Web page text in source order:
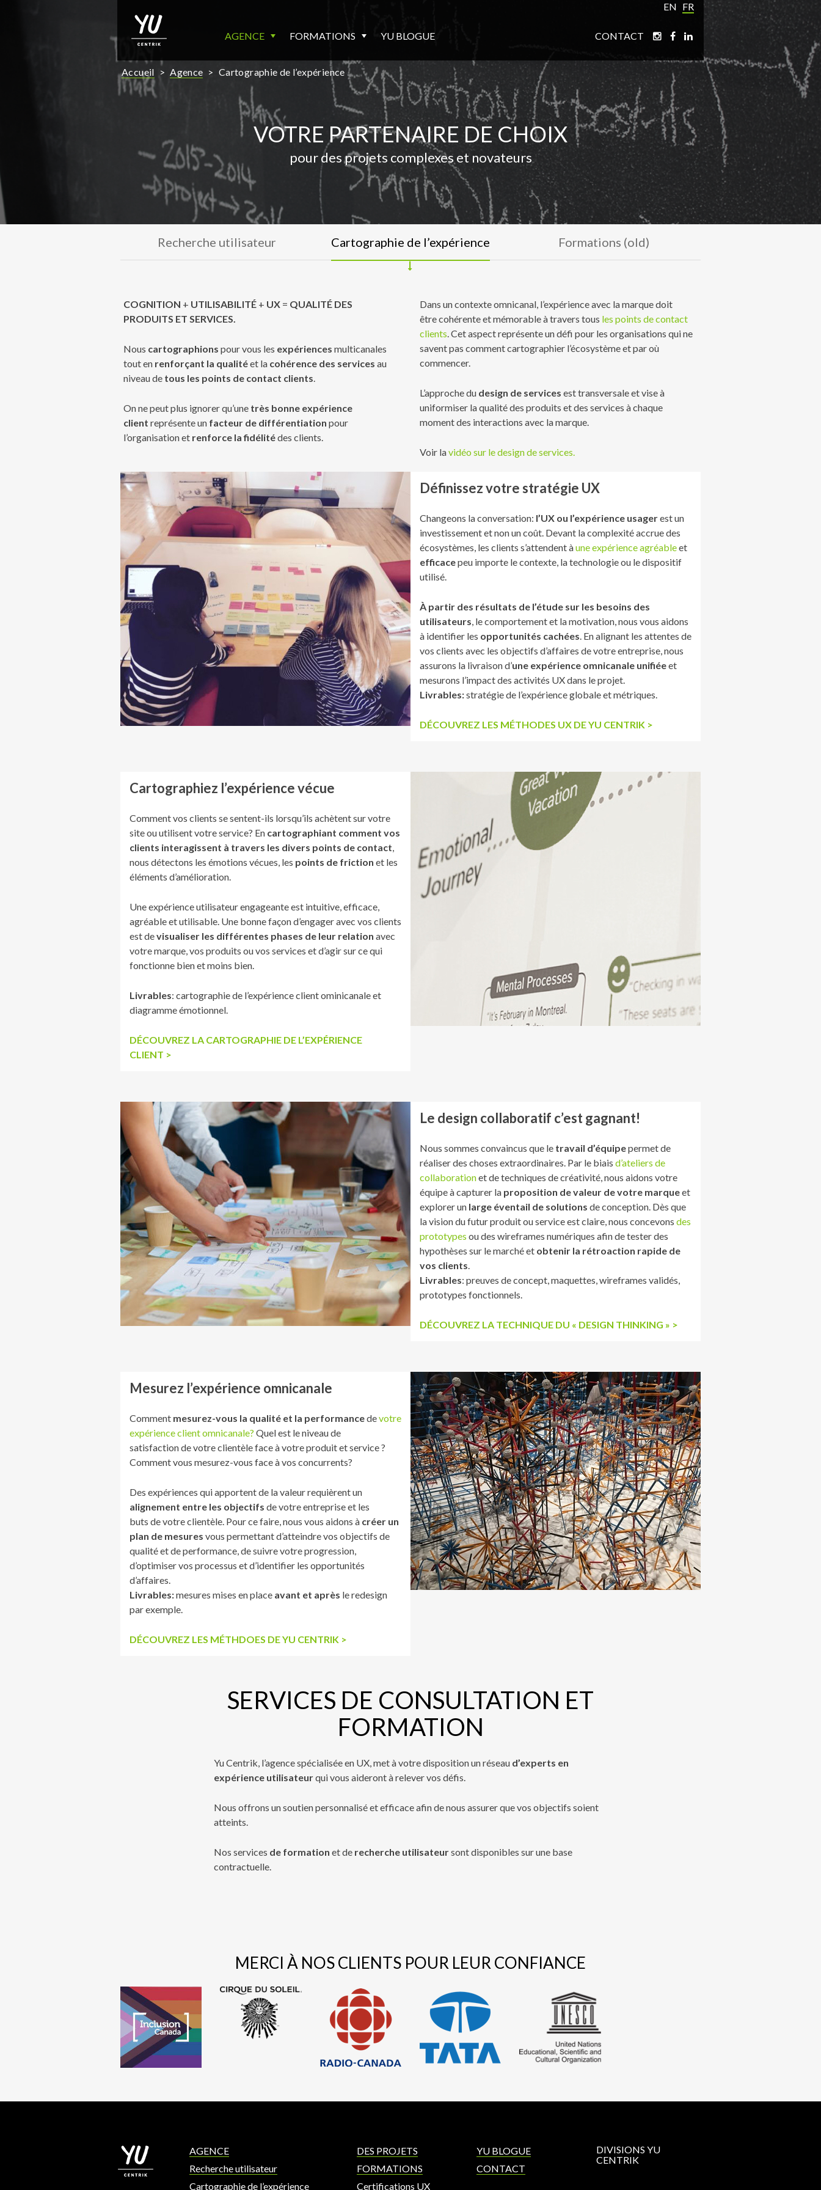
EN FR
AGENCE FORMATIONS YU BLOGUE CONTACT
Accueil > Agence > Cartographie de l’expérience
VOTRE PARTENAIRE DE CHOIX
pour des projets complexes et novateurs
Recherche utilisateur Cartographie de l’expérience Formations (old)
COGNITION + UTILISABILITÉ + UX = QUALITÉ DES
PRODUITS ET SERVICES.
Nous cartographions pour vous les expériences multicanales
tout en renforçant la qualitéet la cohérence des services au
niveau de tous les points de contact clients.
On ne peut plus ignorer qu’une très bonne expérience
client représente un facteur de différentiation pour
l’organisation et renforce la fidélitédes clients.
Dans un contexte omnicanal, l’expérience avec la marque doit
être cohérente et mémorable à travers tous les points de contact
clients. Cet aspect représente un défi pour les organisations qui ne
savent pas comment cartographier l’écosystème et par où
commencer.
L’approche du design de services est transversale et vise à
uniformiser la qualité des produits et des services à chaque
moment des interactions avec la marque.
Voir lavidéo sur le design de services.
Définissez votre stratégie UX
Changeons la conversation: l’UX ou l’expérience usagerest un
investissement et non un coût. Devant la complexité accrue des
écosystèmes, les clients s’attendent àune expérience agréableet
efficacepeu importe le contexte, la technologie ou le dispositif
utilisé.
À partir des résultats de l’étude sur les besoins des
utilisateurs, le comportement et la motivation, nous vous aidons
à identifier les opportunités cachées. En alignant les attentes de
vos clients avec les objectifs d’affaires de votre entreprise, nous
assurons la livraison d’une expérience omnicanale unifiéeet
mesurons l’impact des activités UX dans le projet.
Livrables:stratégie de l’expérience globale et métriques.
DÉCOUVREZ LES MÉTHODES UX DE YU CENTRIK >
Cartographiez l’expérience vécue
Comment vos clients se sentent-ils lorsqu’ils achètent sur votre
site ou utilisent votre service? En cartographiant comment vos
clients interagissent à travers les divers points de contact,
nous détectons les émotions vécues, les points de friction et les
éléments d’amélioration.
Une expérience utilisateur engageante est intuitive, efficace,
agréable et utilisable. Une bonne façon d’engager avec vos clients
est devisualiser les différentes phases de leur relation avec
votre marque, vos produits ou vos services et d’agir sur ce qui
fonctionne bien et moins bien.
Livrables: cartographie de l’expérience client ominicanale et
diagramme émotionnel.
DÉCOUVREZ LA CARTOGRAPHIE DE L’EXPÉRIENCE
CLIENT >
Le design collaboratif c’est gagnant!
Nous sommes convaincus que le travail d’équipepermet de
réaliser des choses extraordinaires. Par le biais d’ateliers de
collaborationet de techniques de créativité, nous aidons votre
équipe à capturer la proposition de valeur de votre marqueet
explorer un large éventail de solutions de conception. Dès que
la vision du futur produit ou service est claire, nous concevons des
prototypes ou des wireframes numériques afin de tester des
hypothèses sur le marché et obtenir la rétroaction rapide de
vos clients.
Livrables: preuves de concept, maquettes, wireframes validés,
prototypes fonctionnels.
DÉCOUVREZ LA TECHNIQUE DU « DESIGN THINKING » >
Mesurez l’expérience omnicanale
Comment mesurez-vous la qualité et la performancedevotre
expérience client omnicanale? Quel est le niveau de
satisfaction de votre clientèle face à votre produit et service ?
Comment vous mesurez-vous face à vos concurrents?
Des expériences qui apportent de la valeur requièrent un
alignement entre les objectifs de votre entreprise et les
buts de votre clientèle. Pour ce faire, nous vous aidons à créer un
plan de mesures vous permettant d’atteindre vos objectifs de
qualité et de performance, de suivre votre progression,
d’optimiser vos processus et d’identifier les opportunités
d’affaires.
Livrables:mesures mises en place avant et après le redesign
par exemple.
DÉCOUVREZ LES MÉTHDOES DE YU CENTRIK >
SERVICES DE CONSULTATION ET
FORMATION
Yu Centrik, l’agence spécialisée en UX, met à votre disposition un réseau d’experts en
expérience utilisateurqui vous aideront à relever vos défis.
Nous offrons un soutien personnalisé et efficace afin de nous assurer que vos objectifs soient
atteints.
Nos services de formation et de recherche utilisateursont disponibles sur une base
contractuelle.
MERCI À NOS CLIENTS POUR LEUR CONFIANCE
AGENCE
Recherche utilisateur
Cartographie de l’expérience
DES PROJETS
FORMATIONS
Certifications UX
YU BLOGUE
CONTACT
DIVISIONS YU
CENTRIK